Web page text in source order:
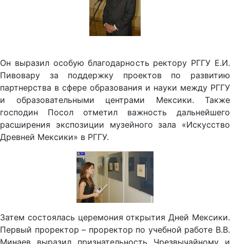
Он выразил особую благодарность ректору РГГУ Е.И.
Пивовару за поддержку проектов по развитию
партнерства в сфере образования и науки между РГГУ
и образовательными центрами Мексики. Также
господин Посол отметил важность дальнейшего
расширения экспозиции музейного зала «Искусство
Древней Мексики» в РГГУ.
Затем состоялась церемония открытия Дней Мексики.
Первый проректор – проректор по учебной работе В.В.
Минаев выразил признательность Чрезвычайному и